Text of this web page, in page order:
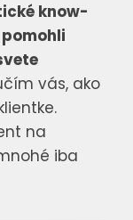
know-
vás, ako
na
iba